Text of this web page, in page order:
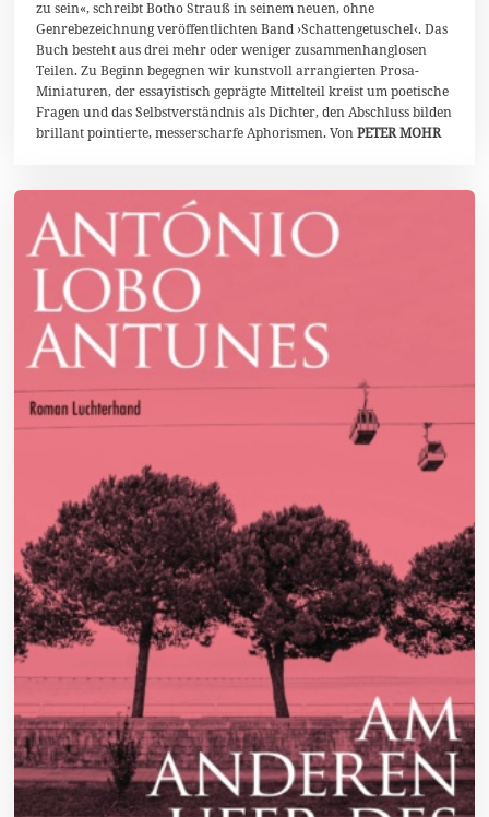
m
e
r
2
0
2
4
zu sein«, schreibt Botho Strauß in seinem neuen, ohne
Genrebezeichnung veröffentlichten Band ›Schattengetuschel‹. Das
Buch besteht aus drei mehr oder weniger zusammenhanglosen
Teilen. Zu Beginn begegnen wir kunstvoll arrangierten Prosa-
Miniaturen, der essayistisch geprägte Mittelteil kreist um poetische
Fragen und das Selbstverständnis als Dichter, den Abschluss bilden
brillant pointierte, messerscharfe Aphorismen. VonPETER MOHR